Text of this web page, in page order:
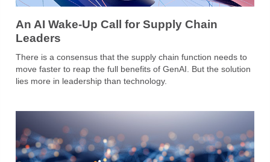
An AI Wake-Up Call for Supply Chain
Leaders
There is a consensus that the supply chain function needs to
move faster to reap the full benefits of GenAI. But the solution
lies more in leadership than technology.